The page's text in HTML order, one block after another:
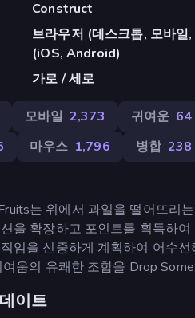
Construct
브라우저 (데스크톱, 모바
(iOS, Android)
가로 / 세로
모바일 2,373 귀여운 64
마우스 1,796 병합 238
는 위에서 과일을 떨어뜨리
을 확장하고 포인트를 획득하
임을 신중하게 계획하여 어수
움의 유쾌한 조합을 Drop
이트